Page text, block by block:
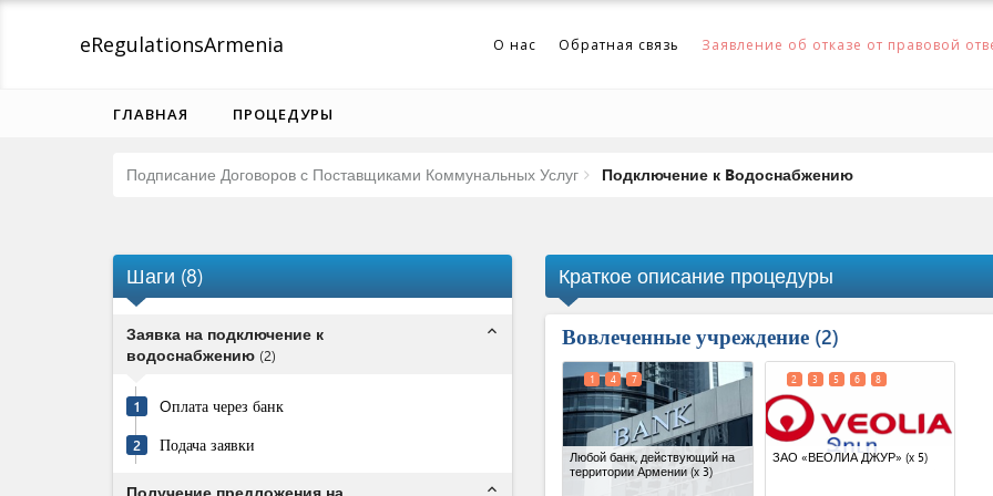
eRegulationsArmenia О нас Обратная связь Заявление об отказе от правовой
ГЛАВНАЯ ПРОЦЕДУРЫ
Подписание Договоров с Поставщиками Коммунальных Услуг Подключение к Bодоснабжению
Шаги (8)
Заявка на подключение к
водоснабжению (2)
expand_less
1 Oплата через банк
2 Подача заявки
expand_less
Краткое описание процедуры
Вовлеченные учреждение 2
Любой банк, действующий на
территории Армении (x 3)
1 4 7
ЗАО «‎ВЕОЛИА ДЖУР»‎ (x 5)
2 3 5 6 8